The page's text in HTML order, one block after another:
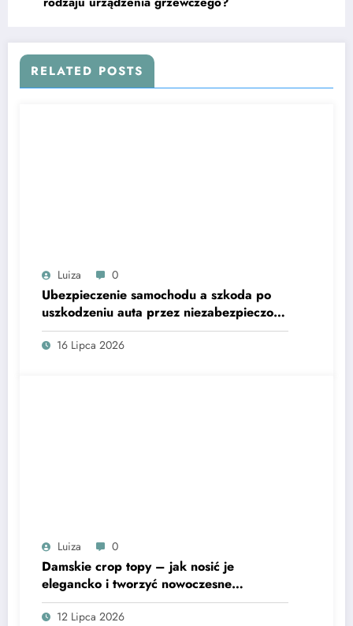
RELATED POSTS
Luiza 0
Ubezpieczenie samochodu a szkoda po
uszkodzeniu auta przez niezabezpieczoną
betoniarkę przewożoną na przyczepie
16 Lipca 2026
Luiza 0
Damskie crop topy – jak nosić je
elegancko i tworzyć nowoczesne
stylizacje?
12 Lipca 2026